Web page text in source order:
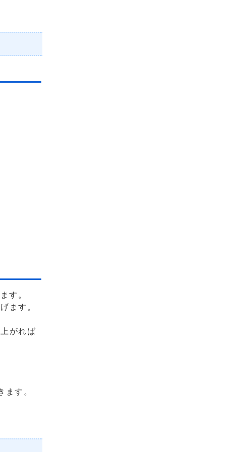
す。
ます。
がれば
ます。